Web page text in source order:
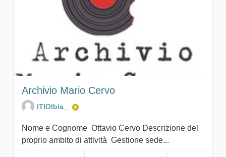
Archivio Mario Cervo
ITIOlbia_
Nome e Cognome Ottavio Cervo Descrizione del
proprio ambito di attività Gestione sede...